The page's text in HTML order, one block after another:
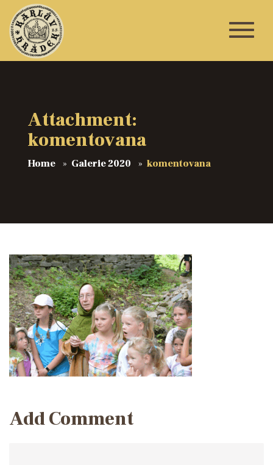
Attachment:
komentovana
Home Galerie 2020 komentovana
Add Comment